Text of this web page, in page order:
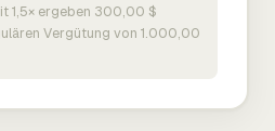
1,5× ergeben 300,00 $
Vergütung von 1.000,00